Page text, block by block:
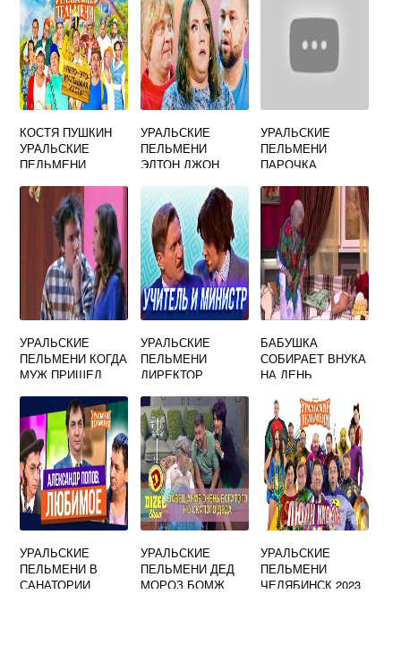
КОСТЯ ПУШКИН
УРАЛЬСКИЕ
ПЕЛЬМЕНИ
УРАЛЬСКИЕ
ПЕЛЬМЕНИ
ЭЛТОН ДЖОН
УРАЛЬСКИЕ
ПЕЛЬМЕНИ
ПАРОЧКА
УРАЛЬСКИЕ
ПЕЛЬМЕНИ КОГДА
МУЖ ПРИШЕЛ
РАБОТЫ
УРАЛЬСКИЕ
ПЕЛЬМЕНИ
ДИРЕКТОР
БАБУШКА
СОБИРАЕТ ВНУКА
НА ДЕНЬ
УРАЛЬСКИЕ
ПЕЛЬМЕНИ
УРАЛЬСКИЕ
ПЕЛЬМЕНИ В
САНАТОРИИ
УРАЛЬСКИЕ
ПЕЛЬМЕНИ ДЕД
МОРОЗ БОМЖ
УРАЛЬСКИЕ
ПЕЛЬМЕНИ
ЧЕЛЯБИНСК 2023